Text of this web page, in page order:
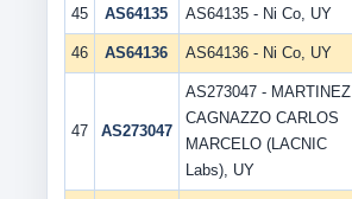
45 AS64135 AS64135 - Ni Co, UY
46 AS64136 AS64136 - Ni Co, UY
47 AS273047
AS273047 - MARTINEZ
CAGNAZZO CARLOS
MARCELO (LACNIC
Labs), UY